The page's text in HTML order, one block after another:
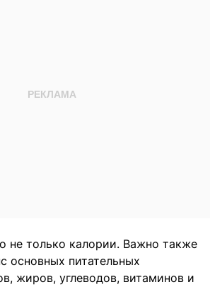
не только калории. Важно также
основных питательных
жиров, углеводов, витаминов и